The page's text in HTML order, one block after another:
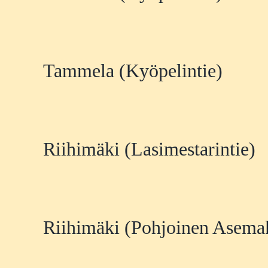
Tammela (Kyöpelintie)
Riihimäki (Lasimestarintie)
Riihimäki (Pohjoinen